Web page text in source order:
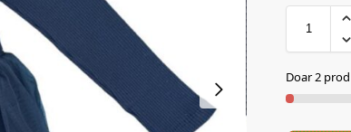
Doar 2